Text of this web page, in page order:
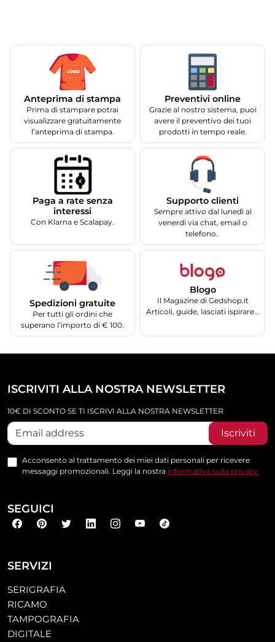
Anteprima di stampa
Prima di stampare potrai
visualizzare gratuitamente
l’anteprima di stampa.
Preventivi online
Grazie al nostro sistema, puoi
avere il preventivo dei tuoi
prodotti in tempo reale.
Paga a rate senza
interessi
Con Klarna e Scalapay.
Supporto clienti
Sempre attivo dal lunedì al
venerdì via chat, email o
telefono.
Spedizioni gratuite
Per tutti gli ordini che
superano l’importo di € 100.
Blogo
Il Magazine di Gedshop.it
Articoli, guide, lasciati ispirare...
SERVIZI
SERIGRAFIA
RICAMO
TAMPOGRAFIA
DIGITALE
ISCRIVITI ALLA NOSTRA NEWSLETTER
10€ DI SCONTO SE TI ISCRIVI ALLA NOSTRA NEWSLETTER
Iscriviti
Acconsento al trattamento dei miei dati personali per ricevere
messaggi promozionali. Leggi la nostra informativa sulla privacy
SEGUICI